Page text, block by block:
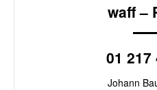
waff –
01 217
Johann